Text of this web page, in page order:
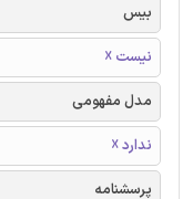
بیس
نیست ☓
مدل مفهومی
ندارد ☓
پرسشنامه